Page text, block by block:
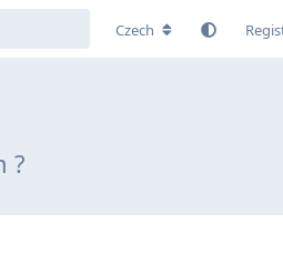
Czech
?